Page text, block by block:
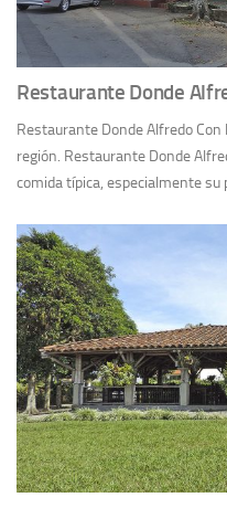
Restaurante Donde
Restaurante Donde Alfredo
región. Restaurante Donde
comida típica, especialmente su